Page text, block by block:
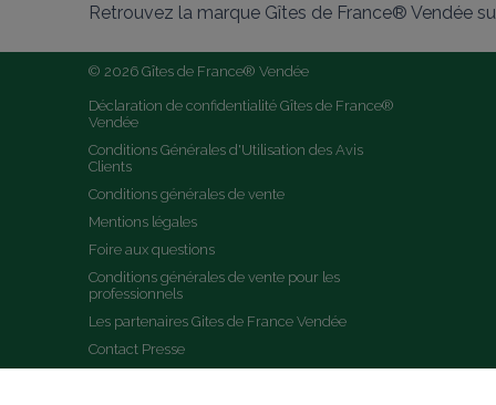
Retrouvez la marque Gîtes de France® Vendée
© 2026 Gîtes de France® Vendée
Déclaration de confidentialité Gîtes de France®
Vendée
Conditions Générales d'Utilisation des Avis
Clients
Conditions générales de vente
Mentions légales
Foire aux questions
Conditions générales de vente pour les
professionnels
Les partenaires Gites de France Vendée
Contact Presse